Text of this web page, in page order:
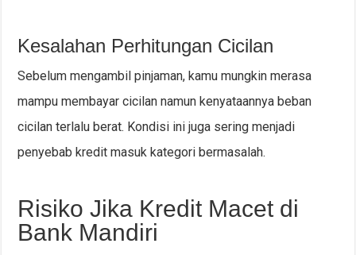
Kesalahan Perhitungan Cicilan
Sebelum mengambil pinjaman, kamu mungkin merasa
mampu membayar cicilan namun kenyataannya beban
cicilan terlalu berat. Kondisi ini juga sering menjadi
penyebab kredit masuk kategori bermasalah.
Risiko Jika Kredit Macet di
Bank Mandiri